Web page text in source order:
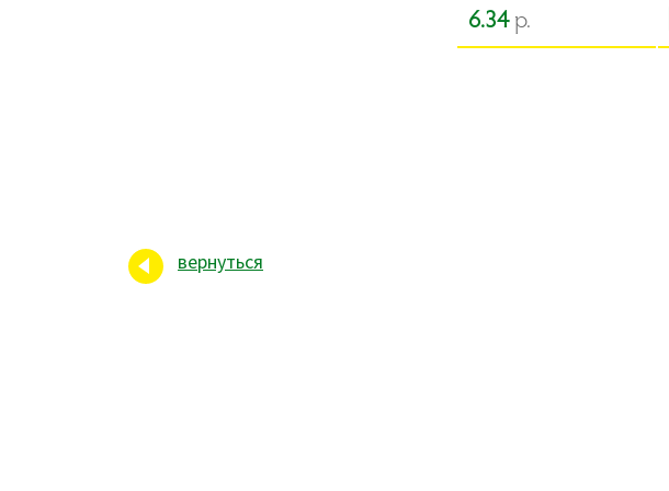
6.34 р.
вернуться